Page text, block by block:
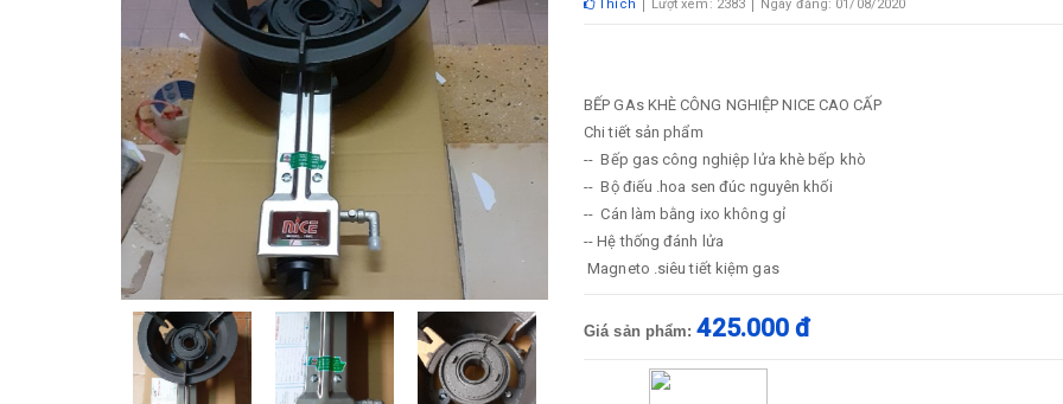
Thích Lượt xem: 2383 Ngày đăng: 01/08/2020
BẾP GAs KHÈ CÔNG NGHIỆP NICE CAO CẤP
Chi tiết sản phẩm
-- Bếp gas công nghiệp lửa khè bếp khò
-- Bộ điếu .hoa sen đúc nguyên khối
-- Cán làm bằng ixo không gỉ
-- Hệ thống đánh lửa
Magneto .siêu tiết kiệm gas
Giá sản phẩm:425.000 đ